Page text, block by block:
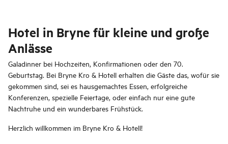
Hotel in Bryne für kleine und große
Anlässe
Galadinner bei Hochzeiten, Konfirmationen oder den 70.
Geburtstag. Bei Bryne Kro & Hotell erhalten die Gäste das, wofür sie
gekommen sind, sei es hausgemachtes Essen, erfolgreiche
Konferenzen, spezielle Feiertage, oder einfach nur eine gute
Nachtruhe und ein wunderbares Frühstück.
Herzlich willkommen im Bryne Kro & Hotell!